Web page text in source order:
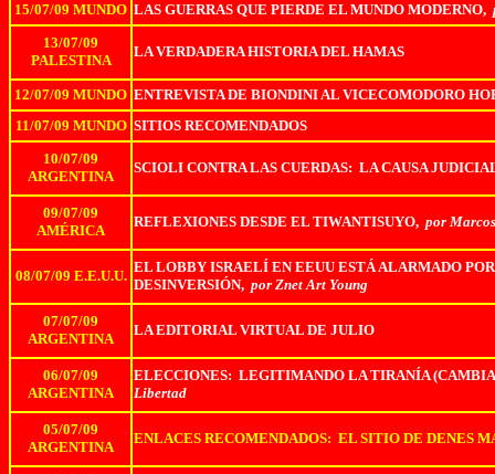
15/07/09 MUNDO LAS GUERRAS QUE PIERDE EL MUNDO MODERNO,
13/07/09
PALESTINA
LA VERDADERA HISTORIA DEL HAMAS
12/07/09 MUNDO ENTREVISTA DE BIONDINI AL VICECOMODORO
11/07/09 MUNDO SITIOS RECOMENDADOS
10/07/09
ARGENTINA
SCIOLI CONTRA LAS CUERDAS: LA CAUSA
09/07/09
AMÉRICA
REFLEXIONES DESDE EL TIWANTISUYO, por
08/07/09 E.E.U.U.
EL LOBBY ISRAELÍ EN EEUU ESTÁ ALARMADO
DESINVERSIÓN, por Znet Art Young
07/07/09
ARGENTINA
LA EDITORIAL VIRTUAL DE JULIO
06/07/09
ARGENTINA
ELECCIONES: LEGITIMANDO LA TIRANÍA
Libertad
05/07/09
ARGENTINA
ENLACES RECOMENDADOS: EL SITIO DE DENES